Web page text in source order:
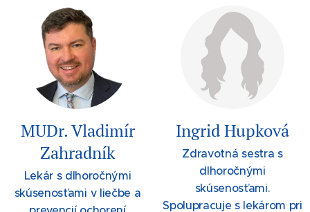
MUDr. Vladimír
Zahradník
Lekár s dlhoročnými
skúsenosťami v liečbe a
Ingrid Hupková
Zdravotná sestra s
dlhoročnými
skúsenosťami.
Spolupracuje s lekárom pri